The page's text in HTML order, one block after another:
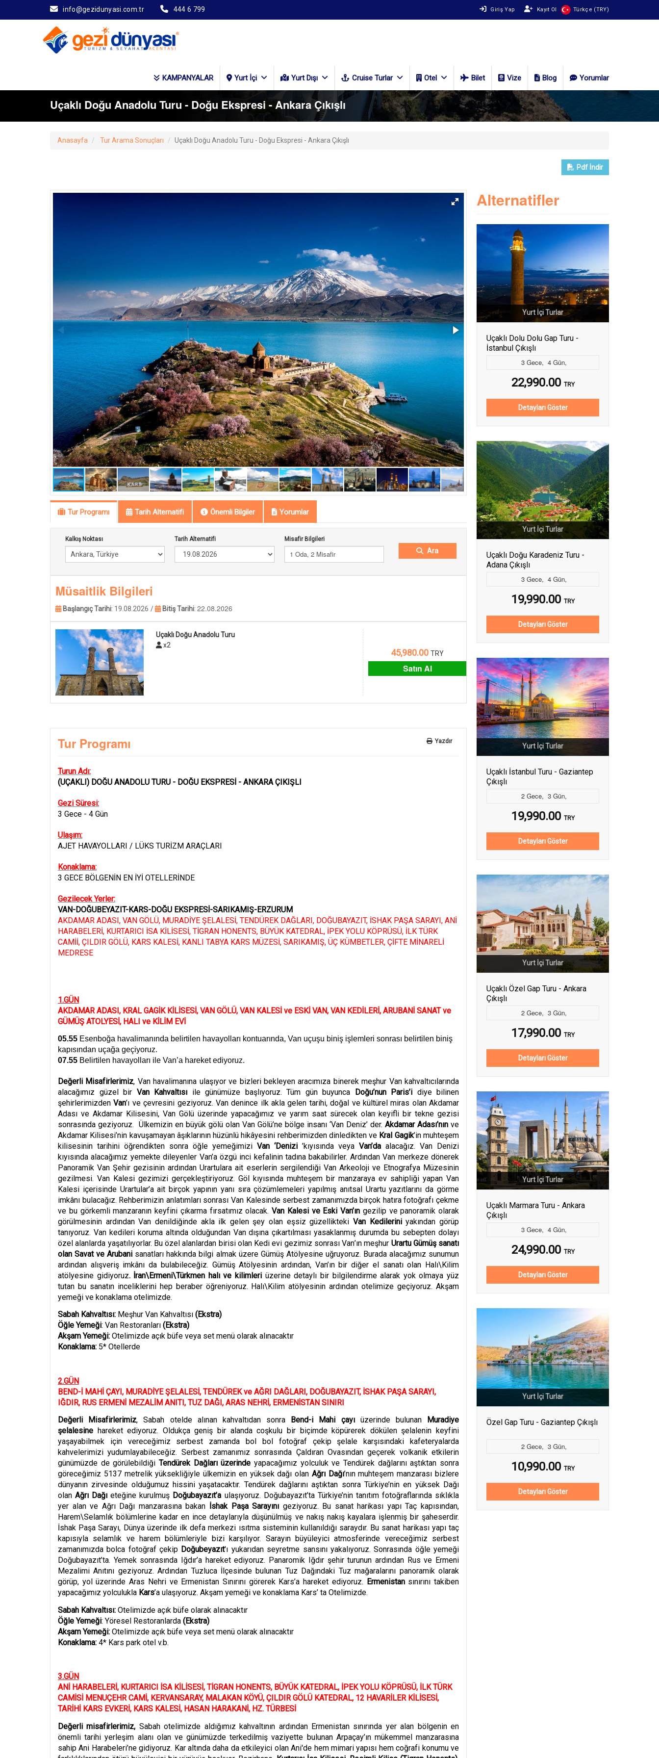
info@gezidunyasi.com.tr 444 6 799 Giriş Yap Kayıt Ol Türkçe (TRY)
KAMPANYALAR Yurt İçi Yurt Dışı Cruise Turlar Otel Bilet Vize Blog Yorumlar
Uçaklı Doğu Anadolu Turu - Doğu Ekspresi - Ankara Çıkışlı
Anasayfa Tur Arama Sonuçları Uçaklı Doğu Anadolu Turu - Doğu Ekspresi - Ankara Çıkışlı
Pdf İndir
Tur Programı Tarih Alternatifi Önemli Bilgiler Yorumlar
Kalkış Noktası Tarih Alternatifi Misafir Bilgileri
1 Oda, 2 Misafir Ara
Müsaitlik Bilgileri
Başlangıç Tarihi: 19.08.2026 / Bitiş Tarihi: 22.08.2026
Uçaklı Doğu Anadolu Turu
x2
45,980.00 TRY
Satın Al
Tur Programı Yazdır
Turun Adı:
(UÇAKLI) DOĞU ANADOLU TURU - DOĞU EKSPRESİ - ANKARA ÇIKIŞLI
Gezi Süresi:
3 Gece - 4 Gün
Ulaşım:
AJET HAVAYOLLARI / LÜKS TURİZM ARAÇLARI
Konaklama:
3 GECE BÖLGENİN EN İYİ OTELLERİNDE
Gezilecek Yerler:
VAN-DOĞUBEYAZIT-KARS-DOĞU EKSPRESİ-SARIKAMIŞ-ERZURUM
AKDAMAR ADASI, VAN GÖLÜ, MURADİYE ŞELALESİ, TENDÜREK DAĞLARI, DOĞUBAYAZIT, İSHAK PAŞA SARAYI, ANİ
HARABELERİ, KURTARICI İSA KİLİSESİ, TİGRAN HONENTS, BÜYÜK KATEDRAL, İPEK YOLU KÖPRÜSÜ, İLK TÜRK
CAMİİ, ÇILDIR GÖLÜ, KARS KALESİ, KANLI TABYA KARS MÜZESİ, SARIKAMIŞ, ÜÇ KÜMBETLER, ÇİFTE MİNARELİ
MEDRESE
1.GÜN
AKDAMAR ADASI, KRAL GAGİK KİLİSESİ, VAN GÖLÜ, VAN KALESİ ve ESKİ VAN, VAN KEDİLERİ, ARUBANİ SANAT ve
GÜMÜŞ ATOLYESİ, HALI ve KİLİM EVİ
05.55 Esenboğa havalimanında belirtilen havayolları kontuarında, Van uçuşu biniş işlemleri sonrası belirtilen biniş
kapısından uçağa geçiyoruz.
07.55 Belirtilen havayolları ile Van’a hareket ediyoruz.
Değerli Misafirlerimiz, Van havalimanına ulaşıyor ve bizleri bekleyen aracımıza binerek meşhur Van kahvaltıcılarında
alacağımız güzel bir Van Kahvaltısı ile günümüze başlıyoruz. Tüm gün buyunca Doğu’nun Paris’i diye bilinen
şehirlerimizden Van’ı ve çevresini geziyoruz. Van denince ilk akla gelen tarihi, doğal ve kültürel miras olan Akdamar
Adası ve Akdamar Kilisesini, Van Gölü üzerinde yapacağımız ve yarım saat sürecek olan keyifli bir tekne gezisi
sonrasında geziyoruz. Ülkemizin en büyük gölü olan Van Gölü’ne bölge insanı ‘Van Deniz’ der. Akdamar Adası’nın ve
Akdamar Kilisesi’nin kavuşamayan âşıklarının hüzünlühikâyesini rehberimizden dinledikten ve Kral Gagik’in muhteşem
kilisesinin tarihini öğrendikten sonra öğle yemeğimizi Van ‘Denizi ’kıyısında veya Van’da alacağız. Van Denizi
kıyısında alacağımız yemekte dileyenler Van’a özgü inci kefalinin tadına bakabilirler. Ardından Van merkeze dönerek
Panoramik Van Şehir gezisinin ardından Urartulara ait eserlerin sergilendiği Van Arkeoloji ve Etnografya Müzesinin
gezilmesi. Van Kalesi gezimizi gerçekleştiriyoruz. Göl kıyısında muhteşem bir manzaraya ev sahipliği yapan Van
Kalesi içerisinde Urartular’a ait birçok yapının yanı sıra çözümlemeleri yapılmış anıtsal Urartu yazıtlarını da görme
imkânı bulacağız. Rehberimizin anlatımları sonrası Van Kalesinde serbest zamanımızda birçok hatıra fotoğrafı çekme
ve bu görkemli manzaranın keyfini çıkarma fırsatımız olacak. Van Kalesi ve Eski Van’ın gezilip ve panoramik olarak
görülmesinin ardından Van denildiğinde akla ilk gelen şey olan eşsiz güzelliktekiVan Kedileriniyakından görüp
tanıyoruz. Van kedileri koruma altında olduğundan Van dışına çıkartılması yasaklanmış durumda bu sebepten dolayı
özel alanlarda yaşatılıyorlar. Bu özel alanlardan birisi olan Kedi evi gezimiz sonrası Van’ın meşhur Urartu Gümüş sanatı
olan Savat ve Arubani sanatları hakkında bilgi almak üzere Gümüş Atölyesine uğruyoruz. Burada alacağımız sunumun
ardından alışveriş imkânı da bulabileceğiz. Gümüş Atölyesinin ardından, Van’ın bir diğer el sanatı olan Halı\Kilim
atölyesine gidiyoruz. İran\Ermeni\Türkmen halı ve kilimleri üzerine detaylı bir bilgilendirme alarak yok olmaya yüz
tutan bu sanatın inceliklerini hep beraber öğreniyoruz. Halı\Kilim atölyesinin ardından otelimize geçiyoruz. Akşam
yemeği ve konaklama otelimizde.
Sabah Kahvaltısı: Meşhur Van Kahvaltısı (Ekstra)
Öğle Yemeği: Van Restoranları (Ekstra)
Akşam Yemeği: Otelimizde açık büfe veya set menü olarak alınacaktır
Konaklama: 5* Otellerde
2.GÜN
BEND-İ MAHİ ÇAYI, MURADİYE ŞELALESİ, TENDÜREK ve AĞRI DAĞLARI, DOĞUBAYAZIT, İSHAK PAŞA SARAYI,
IĞDIR, RUS ERMENİ MEZALİM ANITI, TUZ DAĞI, ARAS NEHRİ, ERMENİSTAN SINIRI
Değerli Misafirlerimiz, Sabah otelde alınan kahvaltıdan sonra Bend-i Mahi çayıüzerinde bulunanMuradiye
şelalesine hareket ediyoruz. Oldukça geniş bir alanda coşkulu bir biçimde köpürerek dökülenşelalenin keyfini
yaşayabilmek için vereceğimiz serbest zamanda bol bol fotoğraf çekip şelale karşısındaki kafeteryalarda
kahvelerimizi yudumlayabileceğiz. Serbest zamanımız sonrasında Çaldıran Ovasından geçerek volkanik etkilerin
günümüzde de görülebildiği Tendürek Dağları üzerinde yapacağımız yolculuk ve Tendürek dağlarını aştıktan sonra
göreceğimiz 5137 metrelik yüksekliğiyle ülkemizin en yüksek dağı olan Ağrı Dağı’nın muhteşem manzarası bizlere
dünyanın zirvesinde olduğumuz hissini yaşatacaktır. Tendürek dağlarını aştıktan sonra Türkiye’nin en yüksek Dağı
olanAğrı Dağı eteğine kurulmuş Doğubayazıt’a ulaşıyoruz. Doğubayazıt’ta Türkiye’nin tanıtım fotoğraflarında sıklıkla
yer alan ve Ağrı Dağı manzarasına bakan İshak Paşa Sarayını geziyoruz. Bu sanat harikası yapı Taç kapısından,
Harem\Selamlık bö lümlerine kadar en ince detaylarıyla düşünülmüş ve nakış nakış kayalara işlenmiş bir şaheserdir.
İshak Paşa Sarayı, Dünya üzerinde ilk defa merkezi ısıtma sisteminin kullanıldığı saraydır. Bu sanat harikası yapı taç
kapısıyla selamlık ve harem bö lümleriyle bizi karşılıyor. Sarayın büyüleyici atmosferinde vereceğimiz serbest
zamanımızda bolca fotoğrafçekip Doğubeyazıt'ı yukarıdan seyretme sansını yakalıyoruz. Sonrasında öğle yemeği
Doğubayazıt’ta. Yemek sonrasında Iğdır’a hareket ediyoruz. Panaromik Iğdır şehir turunun ardından Rus ve Ermeni
Mezalimi Anıtını geziyoruz. Ardından Tuzluca İlçesinde bulunan Tuz Dağındaki Tuz mağaralarını panoramik olarak
görüp, yol üzerinde Aras Nehri ve Ermenistan Sınırını görerek Kars’a hareket ediyoruz. Ermenistansınırını takiben
yapacağımız yolculukla Kars’a ulaşıyoruz. Akşam yemeği ve konaklama Kars’ ta Otelimizde.
Sabah Kahvaltısı: Otelimizde açık büfe olarak alınacaktır
Öğle Yemeği: Yöresel Restoranlarda (Ekstra)
Akşam Yemeği: Otelimizde açık büfe veya set menü olarak alınacaktır
Konaklama: 4* Kars park otel v.b.
3.GÜN
ANİ
HARABELERİ, KURTARICI İSA KİLİSES , TİGRAN HONENTS, BÜYÜK KATEDRAL, İPEK YOLU KÖPRÜSÜ, İLK TÜRK
CAM İSİ MENUÇEHR CAMİ , KERVANSARAY, MALAKAN KÖYÜ, Ç ILDIR GÖLÜ KATEDRAL, 12 HAVARİLER KİLİSESİ,
TARİHİ KARS EVKERİ, KARS KALESİ, HASAN HARAKANİ, HZ. TÜRBESİ
Değerli misafirlerimiz, Sabah otelimizde aldığımız kahvaltının ardından Ermenistan sınırında yer alan bölgenin en
önemli tarihi yerleşim alanı olan ve günümüzde terkedilmiş vaziyette bulunan Arpaçay’ın mükemmel manzarasına
sahip Ani Harabeleri’ne gidiyoruz. Kar altında daha da etkileyici olan Ani'de hem mimari yapısı hem coğrafi konumu ve
Alternatifler
Yurt İçi Turlar
Uçaklı Dolu Dolu Gap Turu -
İstanbul Çıkışlı
3 Gece, 4 Gün,
22,990.00 TRY
Detayları Göster
Yurt İçi Turlar
Uçaklı Doğu Karadeniz Turu -
Adana Çıkışlı
3 Gece, 4 Gün,
19,990.00 TRY
Detayları Göster
Yurt İçi Turlar
Uçaklı İstanbul Turu - Gaziantep
Çıkışlı
2 Gece, 3 Gün,
19,990.00 TRY
Detayları Göster
Yurt İçi Turlar
Uçaklı Özel Gap Turu - Ankara
Çıkışlı
2 Gece, 3 Gün,
17,990.00 TRY
Detayları Göster
Yurt İçi Turlar
Uçaklı Marmara Turu - Ankara
Çıkışlı
3 Gece, 4 Gün,
24,990.00 TRY
Detayları Göster
Yurt İçi Turlar
Özel Gap Turu - Gaziantep Çıkışlı
2 Gece, 3 Gün,
10,990.00 TRY
Detayları Göster